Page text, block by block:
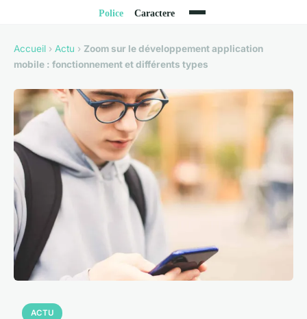
Accueil › Actu › Zoom sur le développement application
mobile : fonctionnement et différents types
ACTU